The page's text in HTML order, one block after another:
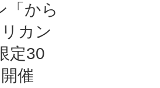
「から
カン
定30
催